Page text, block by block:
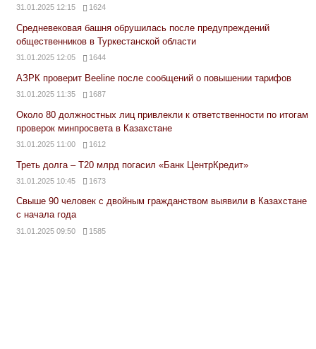
31.01.2025 12:15 1624
Средневековая башня обрушилась после предупреждений
общественников в Туркестанской области
31.01.2025 12:05 1644
АЗРК проверит Beeline после сообщений о повышении тарифов
31.01.2025 11:35 1687
Около 80 должностных лиц привлекли к ответственности по итогам
проверок минпросвета в Казахстане
31.01.2025 11:00 1612
Треть долга – Т20 млрд погасил «Банк ЦентрКредит»
31.01.2025 10:45 1673
Свыше 90 человек с двойным гражданством выявили в Казахстане
с начала года
31.01.2025 09:50 1585